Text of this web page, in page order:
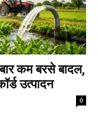
कम बरसे बादल,
उत्पादन
0